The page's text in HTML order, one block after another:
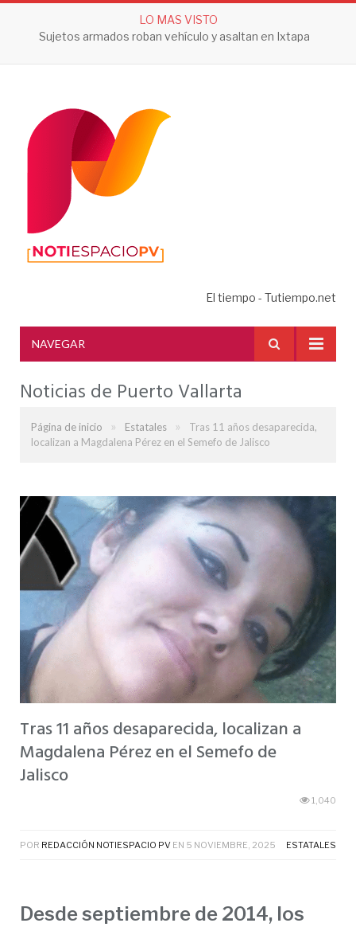
LO MAS VISTO
Sujetos armados roban vehículo y asaltan en Ixtapa
El tiempo - Tutiempo.net
NAVEGAR
Noticias de Puerto Vallarta
Página de inicio » Estatales »
Tras 11 años desaparecida,
localizan a Magdalena Pérez en el Semefo de Jalisco
Tras 11 años desaparecida, localizan a
Magdalena Pérez en el Semefo de
Jalisco
1,040
POR REDACCIÓN NOTIESPACIO PV EN 5 NOVIEMBRE, 2025 ESTATALES
Desde septiembre de 2014, los